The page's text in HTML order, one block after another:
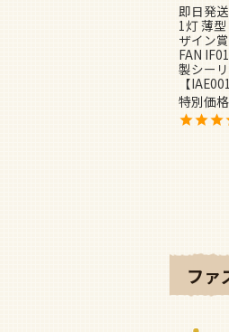
即日発
1灯 薄
ザイン
FAN
製シー
【
特別価格
ファ